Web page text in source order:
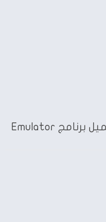
ضع الكلمة المناسبة: تحميل برنامج Emulator